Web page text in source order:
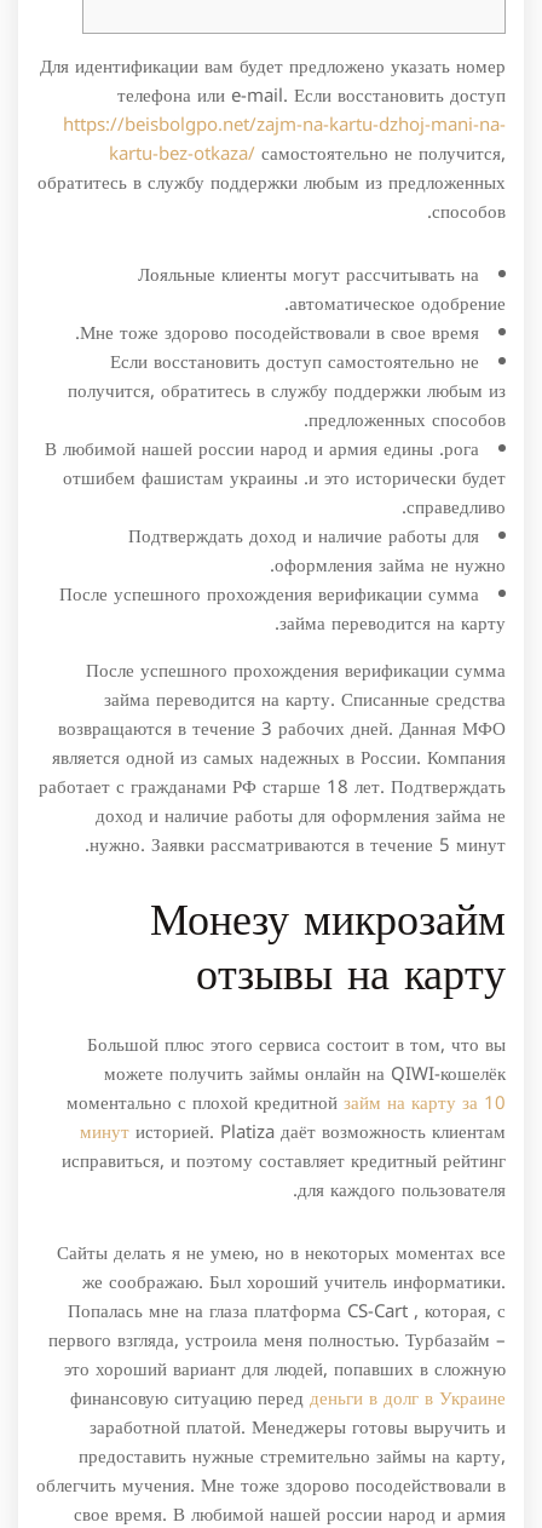
Для идентификации вам будет предложено указать номер
телефона или e-mail. Если восстановить доступ
https://beisbolgpo.net/zajm-na-kartu-dzhoj-mani-na-
kartu-bez-otkaza/самостоятельно не получится,
обратитесь в службу поддержки любым из предложенных
способов.
Лояльные клиенты могут рассчитывать на
автоматическое одобрение.
Мне тоже здорово посодействовали в свое время.
Если восстановить доступ самостоятельно не
получится, обратитесь в службу поддержки любым из
предложенных способов.
В любимой нашей россии народ и армия едины .рога
отшибем фашистам украины .и это исторически будет
справедливо.
Подтверждать доход и наличие работы для
оформления займа не нужно.
После успешного прохождения верификации сумма
займа переводится на карту.
После успешного прохождения верификации сумма
займа переводится на карту. Списанные средства
возвращаются в течение 3 рабочих дней. Данная МФО
является одной из самых надежных в России. Компания
работает с гражданами РФ старше 18 лет. Подтверждать
доход и наличие работы для оформления займа не
нужно. Заявки рассматриваются в течение 5 минут.
Монезу микрозайм
отзывы на карту
Большой плюс этого сервиса состоит в том, что вы
можете получить займы онлайн на QIWI-кошелёк
моментально с плохой кредитнойзайм на карту за 10
минутисторией. Platiza даёт возможность клиентам
исправиться, и поэтому составляет кредитный рейтинг
для каждого пользователя.
Сайты делать я не умею, но в некоторых моментах все
же соображаю. Был хороший учитель информатики.
Попалась мне на глаза платформа CS-Cart , которая, с
первого взгляда, устроила меня полностью. Турбазайм –
это хороший вариант для людей, попавших в сложную
финансовую ситуацию передденьги в долг в Украине
заработной платой. Менеджеры готовы выручить и
предоставить нужные стремительно займы на карту,
облегчить мучения. Мне тоже здорово посодействовали в
свое время. В любимой нашей россии народ и армия